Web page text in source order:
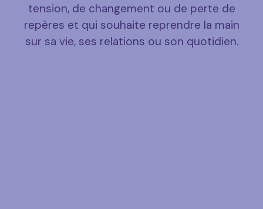
tension, de changement ou de perte de
repères et qui souhaite reprendre la main
sur sa vie, ses relations ou son quotidien.